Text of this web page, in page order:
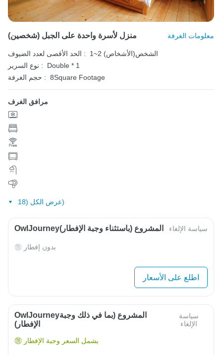
منزل لأسرة واحدة على الجبل (شخصين) معلومات الغرفة
الحد الأقصى لعدد الضيوف :
1~2 الشخص(الأشخاص)
نوع السرير :
Double * 1
حجم الغرفة : 8Square Footage
مرافق الغرف
عرض الكل (18)
OwlJourneyالمشروع (باستثناء وجبة الإفطار) سياسة الإلغاء
بدون إفطار
اطلع على الأسعار
OwlJourneyالمشروع (بما في ذلك وجبة
الإفطار)
سياسة
الإلغاء
يشمل السعر وجبة الإفطار